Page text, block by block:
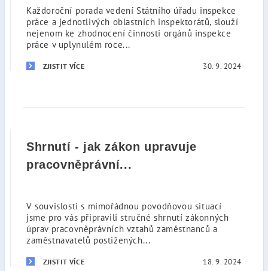
Každoroční porada vedení Státního úřadu inspekce
práce a jednotlivých oblastních inspektorátů, slouží
nejenom ke zhodnocení činnosti orgánů inspekce
práce v uplynulém roce...
ZJISTIT VÍCE 30. 9. 2024
Shrnutí - jak zákon upravuje
pracovněprávní...
V souvislosti s mimořádnou povodňovou situací
jsme pro vás připravili stručné shrnutí zákonných
úprav pracovněprávních vztahů zaměstnanců a
zaměstnavatelů postižených...
ZJISTIT VÍCE 18. 9. 2024